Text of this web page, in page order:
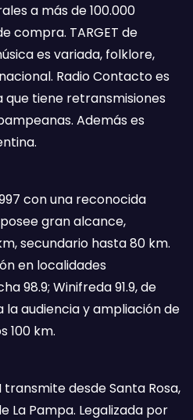
a más de 100.000
compra. TARGET de
es variada, folklore,
Radio Contacto es
que tiene retransmisiones
Además es
con una reconocida
gran alcance,
secundario hasta 80 km.
en localidades
98.9; Winifreda 91.9, de
audiencia y ampliación de
100 km.
transmite desde Santa Rosa,
La Pampa. Legalizada por